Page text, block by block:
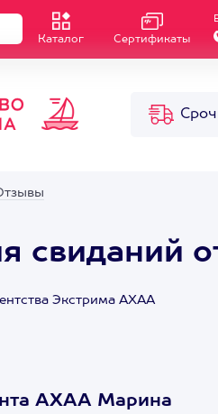
Каталог Сертификаты
свиданий
Экстрима АХАА
АХАА Марина